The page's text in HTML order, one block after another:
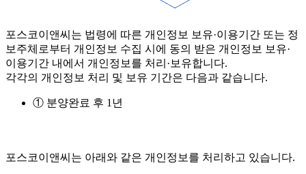
포스코이앤씨는 법령에 따른 개인정보 보유·이용기간 또는 정
보주체로부터 개인정보 수집 시에 동의 받은 개인정보 보유·
이용기간 내에서 개인정보를 처리·보유합니다.
각각의 개인정보 처리 및 보유 기간은 다음과 같습니다.
① 분양완료 후 1년
포스코이앤씨는 아래와 같은 개인정보를 처리하고 있습니다.